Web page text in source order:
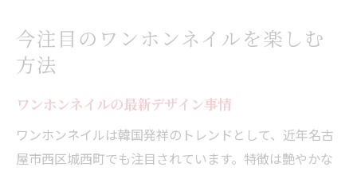
今注目のワンホンネイルを楽しむ
方法
ワンホンネイルの最新デザイン事情
ワンホンネイルは韓国発祥のトレンドとして、近年名古
屋市西区城西町でも注目されています。特徴は艶やかな